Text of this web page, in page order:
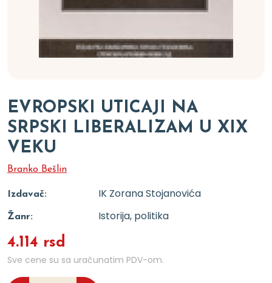
EVROPSKI UTICAJI NA
SRPSKI LIBERALIZAM U XIX
VEKU
Branko Bešlin
Izdavač: IK Zorana Stojanovića
Žanr: Istorija, politika
4.114 rsd
Sve cene su sa uračunatim PDV-om.